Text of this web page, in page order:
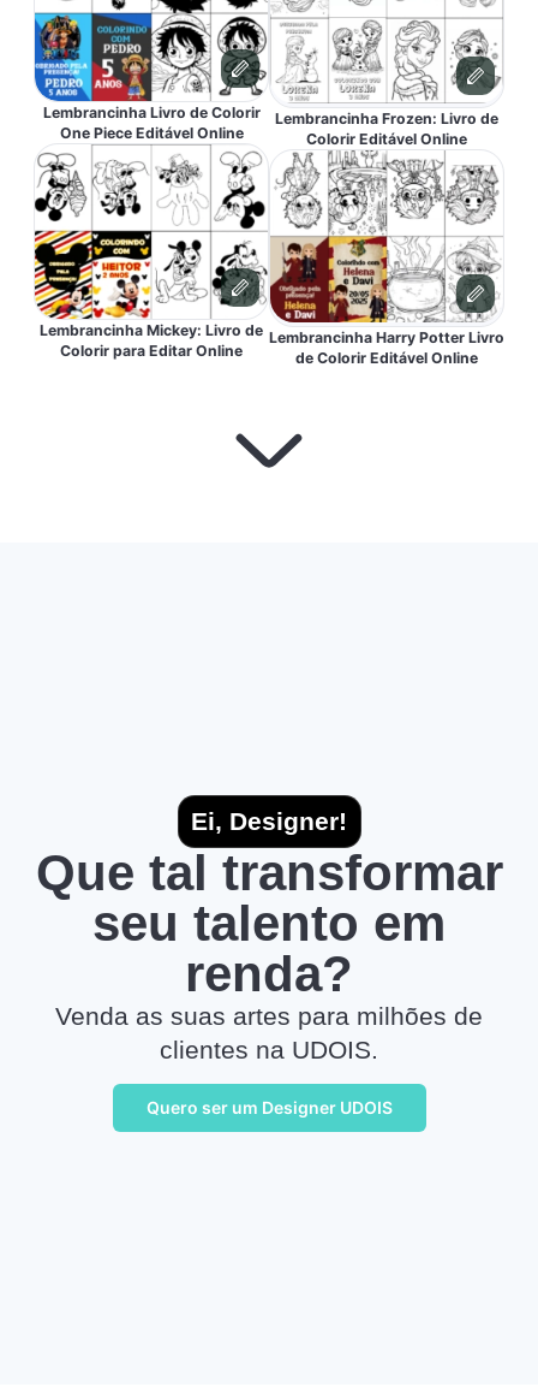
Lembrancinha Livro de Colorir
One Piece Editável Online
Lembrancinha Mickey: Livro de
Colorir para Editar Online
Lembrancinha Frozen: Livro de
Colorir Editável Online
Lembrancinha Harry Potter Livro
de Colorir Editável Online
Ei, Designer!
Que tal transformar
seu talento em
renda?
Venda as suas artes para milhões de
clientes na UDOIS.
Quero ser um Designer UDOIS